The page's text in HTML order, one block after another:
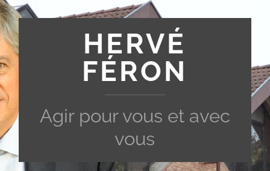
HERVÉ
FÉRON
Agir pour vous et avec
vous